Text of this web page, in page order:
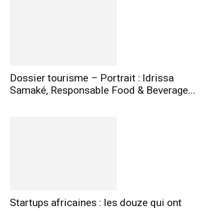
Dossier tourisme – Portrait : Idrissa
Samaké, Responsable Food & Beverage...
Startups africaines : les douze qui ont